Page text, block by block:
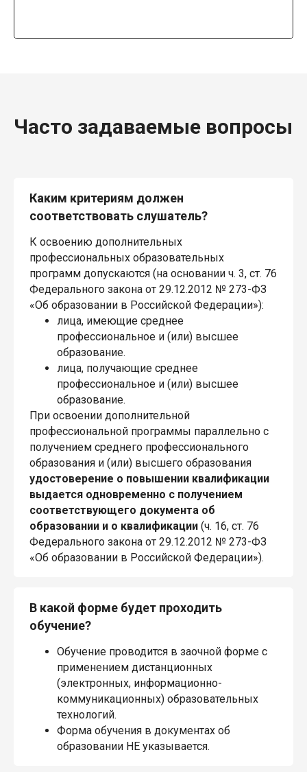
Часто задаваемые вопросы
Каким критериям должен
соответствовать слушатель?
К освоению дополнительных
профессиональных образовательных
программ допускаются (на основании ч. 3, ст. 76
Федерального закона от 29.12.2012 № 273-ФЗ
«Об образовании в Российской Федерации»):
лица, имеющие среднее
профессиональное и (или) высшее
образование.
лица, получающие среднее
профессиональное и (или) высшее
образование.
При освоении дополнительной
профессиональной программы параллельно с
получением среднего профессионального
образования и (или) высшего образования
удостоверение о повышении квалификации
выдается одновременно с получением
соответствующего документа об
образовании и о квалификации (ч. 16, ст. 76
Федерального закона от 29.12.2012 № 273-ФЗ
«Об образовании в Российской Федерации»).
В какой форме будет проходить
обучение?
Обучение проводится в заочной форме с
применением дистанционных
(электронных, информационно-
коммуникационных) образовательных
технологий.
Форма обучения в документах об
образовании НЕ указывается.